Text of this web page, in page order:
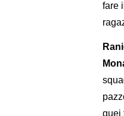
fare
quei